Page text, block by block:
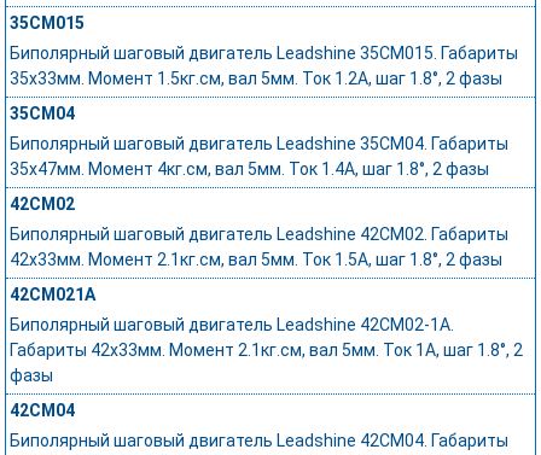
35CM015
Биполярный шаговый двигатель Leadshine 35CM015. Габариты
35x33мм. Момент 1.5кг.см, вал 5мм. Ток 1.2А, шаг 1.8°, 2 фазы
35CM04
Биполярный шаговый двигатель Leadshine 35CM04. Габариты
35x47мм. Момент 4кг.см, вал 5мм. Ток 1.4А, шаг 1.8°, 2 фазы
42CM02
Биполярный шаговый двигатель Leadshine 42CM02. Габариты
42x33мм. Момент 2.1кг.см, вал 5мм. Ток 1.5А, шаг 1.8°, 2 фазы
42CM021A
Биполярный шаговый двигатель Leadshine 42CM02-1A.
Габариты 42x33мм. Момент 2.1кг.см, вал 5мм. Ток 1А, шаг 1.8°, 2
фазы
42CM04
Биполярный шаговый двигатель Leadshine 42CM04. Габариты